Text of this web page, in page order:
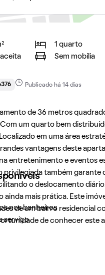
1 quarto
Sem mobília
Publicado há 14 dias
de 36 metros
um quarto bem
em uma área
vantagens deste
entretenimento e eventos
privilegiada também garante
o deslocamento
ainda mais prática. Este
de um bairro residencial
de conhecer este
nos banheiros
serviço